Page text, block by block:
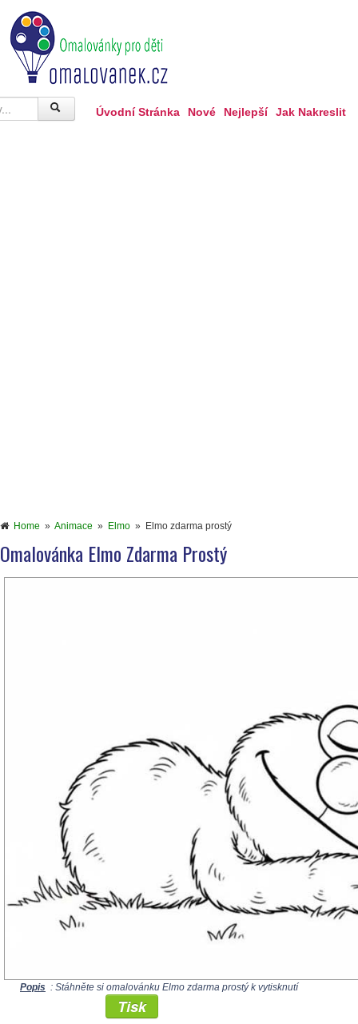
Úvodní Stránka Nové Nejlepší Jak Nakreslit
Home » Animace » Elmo » Elmo zdarma prostý
Omalovánka Elmo Zdarma Prostý
Popis : Stáhněte si omalovánku Elmo zdarma prostý k vytisknutí
Tisk